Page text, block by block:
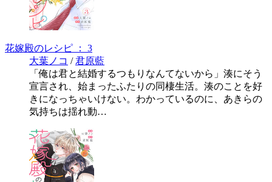
花嫁殿のレシピ ： 3
大葉ノコ /君原藍
「俺は君と結婚するつもりなんてないから」湊にそう
宣言され、始まったふたりの同棲生活。湊のことを好
きになっちゃいけない。わかっているのに、あきらの
気持ちは揺れ動…